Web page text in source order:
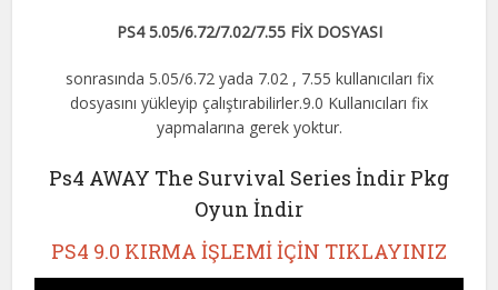
PS4 5.05/6.72/7.02/7.55 FİX DOSYASI
sonrasında 5.05/6.72 yada 7.02 , 7.55 kullanıcıları fix
dosyasını yükleyip çalıştırabilirler.9.0 Kullanıcıları fix
yapmalarına gerek yoktur.
Ps4 AWAY The Survival Series İndir Pkg
Oyun İndir
PS4 9.0 KIRMA İŞLEMİ İÇİN TIKLAYINIZ